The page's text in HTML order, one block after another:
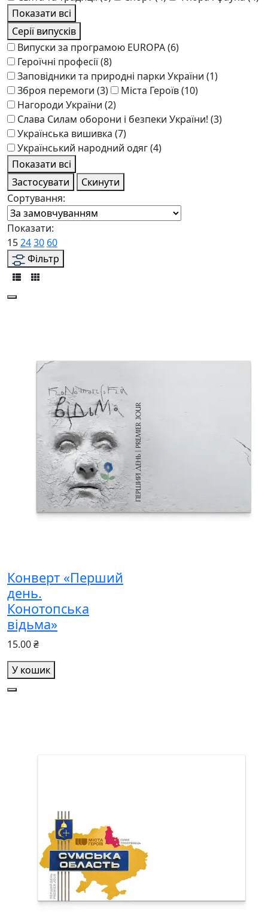
Показати всі
Серії випусків
Випуски за програмою EUROPA(6)
Героїчні професії(8)
Заповідники та природні парки України (1)
Зброя перемоги (3) Міста Героїв(10)
Нагороди України (2)
Слава Силам оборони і безпеки України! (3)
Українська вишивка (7)
Український народний одяг(4)
Показати всі
Застосувати
Скинути
Сортування:
Показати:
152430 60
Фільтр
Конверт «Перший
день.
Конотопська
відьма»
15.00 ₴
У кошик